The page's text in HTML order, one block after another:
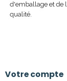
d'emballage et de
qualité.
Votre compte